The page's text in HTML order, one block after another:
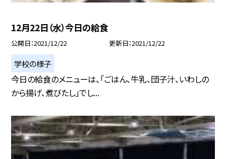
12月22日（水）今日の給食
公開日 2021/12/22 更新日 2021/12/22
学校の様子
今日の給食のメニューは、「ごはん、牛乳、団子汁、いわしの
から揚げ、煮びたし」でし...